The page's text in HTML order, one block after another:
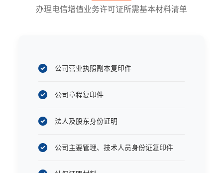
办理电信增值业务许可证所需基本材料清单
公司营业执照副本复印件
公司章程复印件
法人及股东身份证明
公司主要管理、技术人员身份证复印件